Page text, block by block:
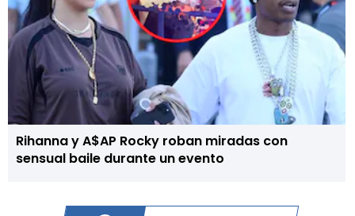
Rihanna y A$AP Rocky roban miradas con
sensual baile durante un evento